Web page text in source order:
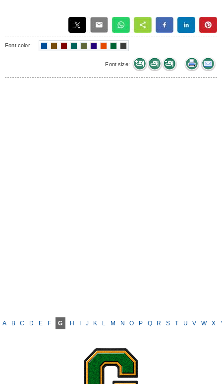
Font color:
Font size:
A B C D E F G H J K L M N O P Q R S T U V W X